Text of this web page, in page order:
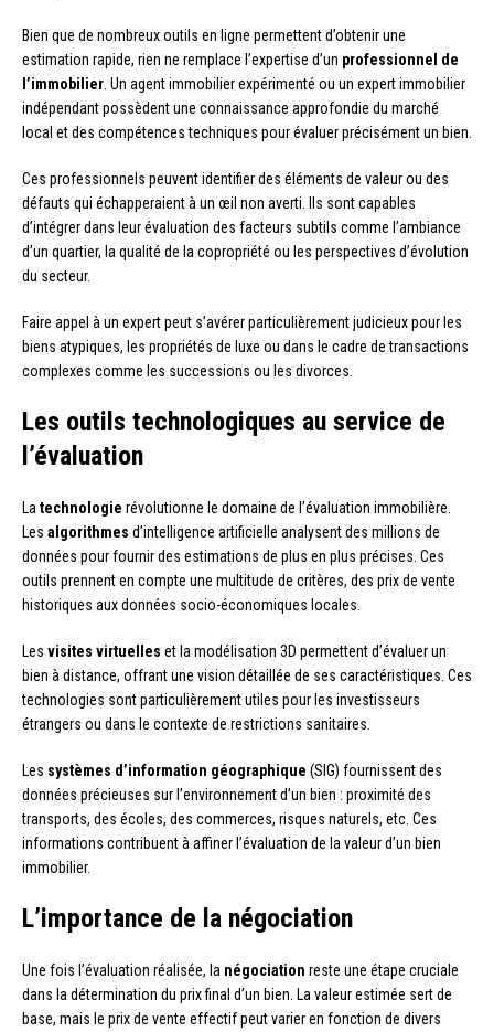
Bien que de nombreux outils en ligne permettent d’obtenir une
estimation rapide, rien ne remplace l’expertise d’un professionnel de
l’immobilier . Un agent immobilier expérimenté ou un expert immobilier
indépendant possèdent une connaissance approfondie du marché
local et des compétences techniques pour évaluer précisément un bien.
Ces professionnels peuvent identifier des éléments de valeur ou des
défauts qui échapperaient à un œil non averti. Ils sont capables
d’intégrer dans leur évaluation des facteurs subtils comme l’ambiance
d’un quartier, la qualité de la copropriété ou les perspectives d’évolution
du secteur.
Faire appel à un expert peut s’avérer particulièrement judicieux pour les
biens atypiques, les propriétés de luxe ou dans le cadre de transactions
complexes comme les successions ou les divorces.
Les outils technologiques au service de
l’évaluation
La technologie révolutionne le domaine de l’évaluation immobilière.
Les algorithmes d’intelligence artificielle analysent des millions de
données pour fournir des estimations de plus en plus précises. Ces
outils prennent en compte une multitude de critères, des prix de vente
historiques aux données socio-économiques locales.
Les visites virtuelles et la modélisation 3D permettent d’évaluer un
bien à distance, offrant une vision détaillée de ses caractéristiques. Ces
technologies sont particulièrement utiles pour les investisseurs
étrangers ou dans le contexte de restrictions sanitaires.
Les systèmes d’information géographique (SIG) fournissent des
données précieuses sur l’environnement d’un bien : proximité des
transports, des écoles, des commerces, risques naturels, etc. Ces
informations contribuent à affiner l’évaluation de la valeur d’un bien
immobilier.
L’importance de la négociation
Une fois l’évaluation réalisée, la négociation reste une étape cruciale
dans la détermination du prix final d’un bien. La valeur estimée sert de
base, mais le prix de vente effectif peut varier en fonction de divers